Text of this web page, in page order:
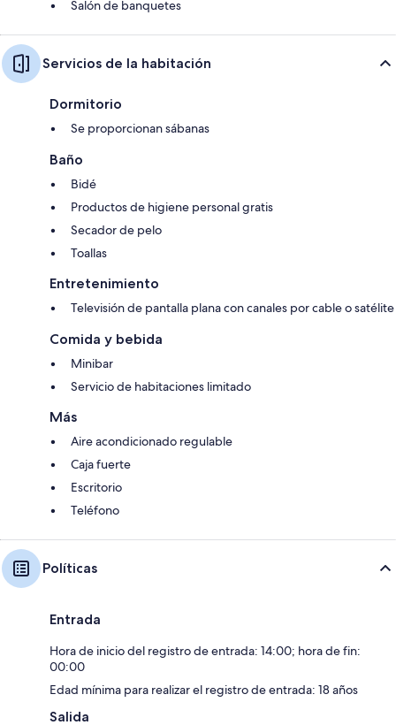
Salón de banquetes
Servicios de la habitación
Dormitorio
Se proporcionan sábanas
Baño
Bidé
Productos de higiene personal gratis
Secador de pelo
Toallas
Entretenimiento
Televisión de pantalla plana con canales por cable o satélite
Comida y bebida
Minibar
Servicio de habitaciones limitado
Más
Aire acondicionado regulable
Caja fuerte
Escritorio
Teléfono
Políticas
Entrada
Hora de inicio del registro de entrada: 14:00; hora de fin:
00:00
Edad mínima para realizar el registro de entrada: 18 años
Salida